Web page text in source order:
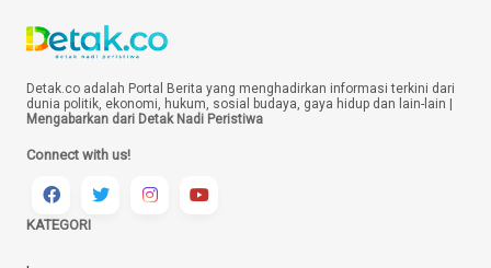
Status Jaksa Dicabut Sementara
Rabu, 05 Agustus 2026
War Tiket Upacara HUT ke-81 RI di Istana
Resmi Dibuka, Ini Syaratnya
Rabu, 05 Agustus 2026